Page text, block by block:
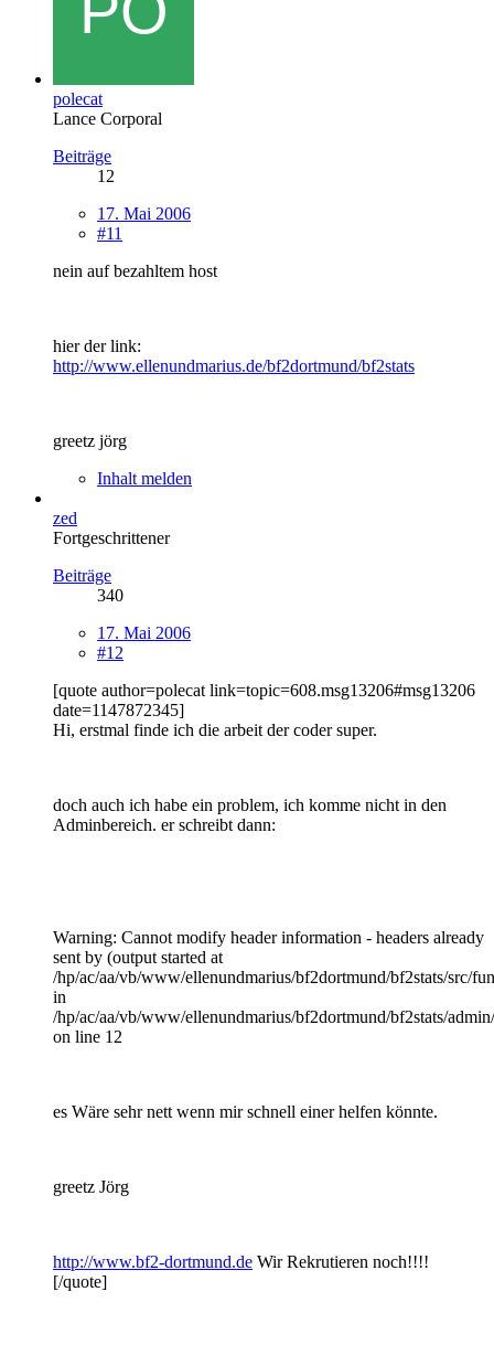
polecat
Lance Corporal
Beiträge
12
17. Mai 2006
#11
nein auf bezahltem host
hier der link:
http://www.ellenundmarius.de/bf2dortmund/bf2stats
greetz jörg
Inhalt melden
zed
Fortgeschrittener
Beiträge
340
17. Mai 2006
#12
[quote author=polecat link=topic=608.msg13206#msg13206
date=1147872345]
Hi, erstmal finde ich die arbeit der coder super.
doch auch ich habe ein problem, ich komme nicht in den
Adminbereich. er schreibt dann:
Warning: Cannot modify header information - headers already
sent by (output started at
/hp/ac/aa/vb/www/ellenundmarius/bf2dortmund/bf2stats/src/
in
/hp/ac/aa/vb/www/ellenundmarius/bf2dortmund/bf2stats/
on line 12
es Wäre sehr nett wenn mir schnell einer helfen könnte.
greetz Jörg
http://www.bf2-dortmund.de Wir Rekrutieren noch!!!!
[/quote]